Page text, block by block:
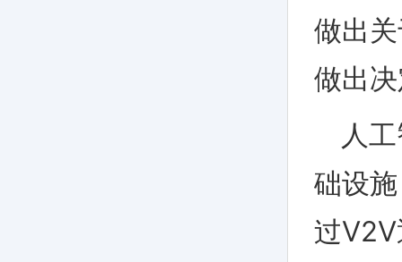
做出
做出
人
础设
过V2V